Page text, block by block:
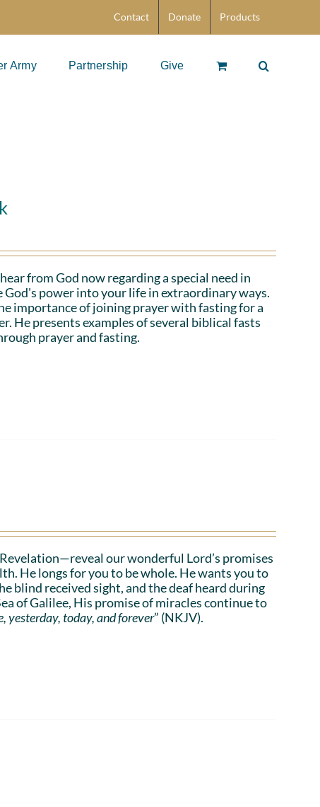
Contact Donate Products
Army Partnership Give
from God now regarding a special need in
power into your life in extraordinary ways.
importance of joining prayer with fasting for a
He presents examples of several biblical fasts
prayer and fasting.
our wonderful Lord’s promises
He longs for you to be whole. He wants you to
blind received sight, and the deaf heard during
of Galilee, His promise of miracles continue to
yesterday, today, and forever” (NKJV).